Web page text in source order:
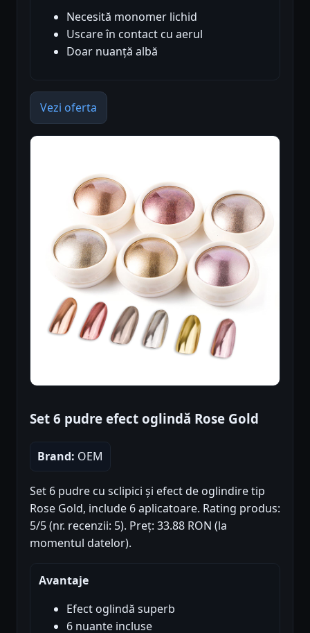
Necesită monomer lichid
Uscare în contact cu aerul
Doar nuanță albă
Vezi oferta
Set 6 pudre efect oglindă Rose Gold
Brand: OEM
Set 6 pudre cu sclipici și efect de oglindire tip
Rose Gold, include 6 aplicatoare. Rating produs:
5/5 (nr. recenzii: 5). Preț: 33.88 RON (la
momentul datelor).
Avantaje
Efect oglindă superb
6 nuante incluse